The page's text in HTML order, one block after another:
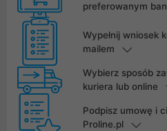
preferowanym
Wypełnij wniosek
mailem
Wybierz sposób
kuriera lub online
Podpisz umowę i
Proline.pl